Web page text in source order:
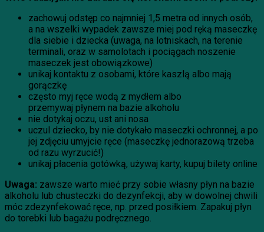
zachowuj odstęp co najmniej 1,5 metra od innych osób,
a na wszelki wypadek zawsze miej pod ręką maseczkę
dla siebie i dziecka (uwaga, na lotniskach, na terenie
terminali, oraz w samolotach i pociągach noszenie
maseczek jest obowiązkowe)
unikaj kontaktu z osobami, które kaszlą albo mają
gorączkę
często myj ręce wodą z mydłem albo
przemywaj płynem na bazie alkoholu
nie dotykaj oczu, ust ani nosa
uczul dziecko, by nie dotykało maseczki ochronnej, a po
jej zdjęciu umyjcie ręce (maseczkę jednorazową trzeba
od razu wyrzucić!)
unikaj płacenia gotówką, używaj karty, kupuj bilety online
Uwaga: zawsze warto mieć przy sobie własny płyn na bazie
alkoholu lub chusteczki do dezynfekcji, aby w dowolnej chwili
móc zdezynfekować ręce, np. przed posiłkiem. Zapakuj płyn
do torebki lub bagażu podręcznego.